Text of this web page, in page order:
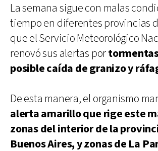
La semana sigue con malas
tiempo en diferentes provincias
que el Servicio Meteorológico
renovó sus alertas por
posible caída de granizo y
De esta manera, el organismo
alerta amarillo que rige este
zonas del interior de la
Buenos Aires, y zonas de La